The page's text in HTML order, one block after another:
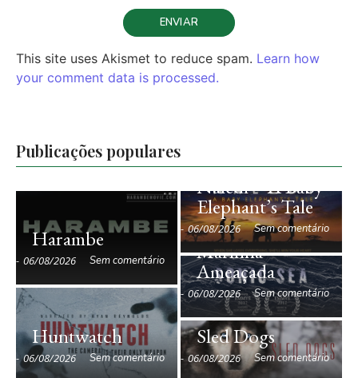
This site uses Akismet to reduce spam. Learn how
your comment data is processed.
Publicações populares
Harambe
- 06/08/2026 Sem comentário
Huntwatch
- 06/08/2026 Sem comentário
Naledi – A Baby
Elephant’s Tale
- 06/08/2026 Sem comentário
Sonic Sea –
Ruídos no
Oceano: Vida
Marinha
Ameaçada
- 06/08/2026 Sem comentário
Sled Dogs
- 06/08/2026 Sem comentário